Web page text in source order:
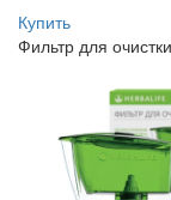
Купить
Фильтр для